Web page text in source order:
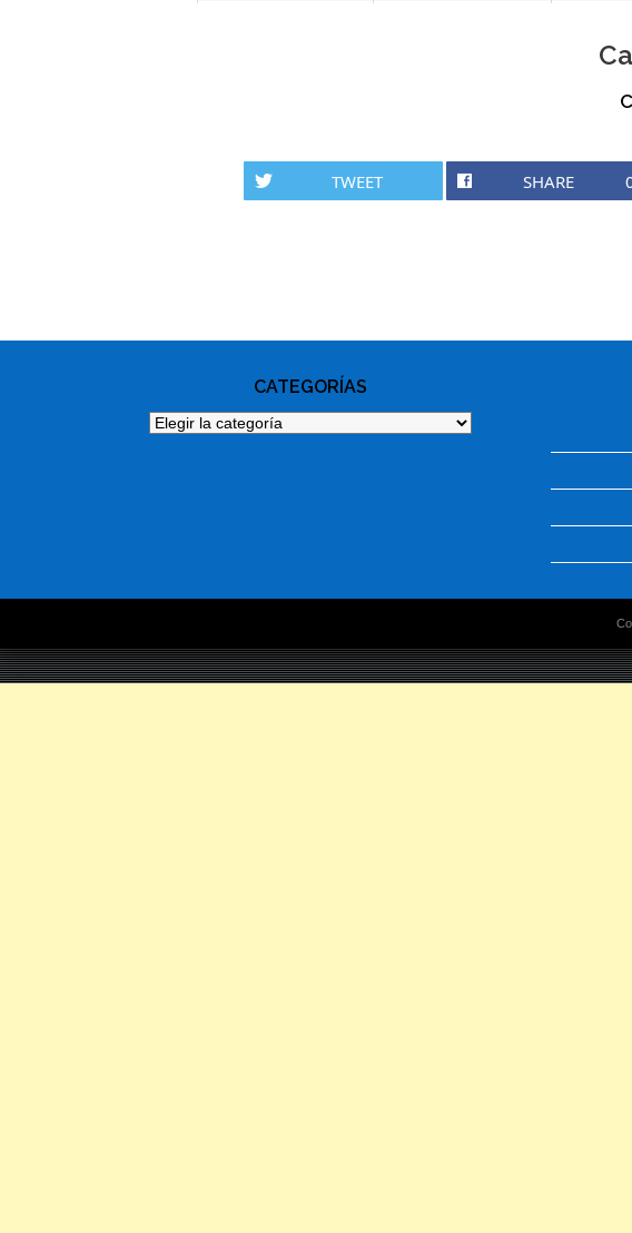
TWEET SHARE
CATEGORÍAS
Categorías